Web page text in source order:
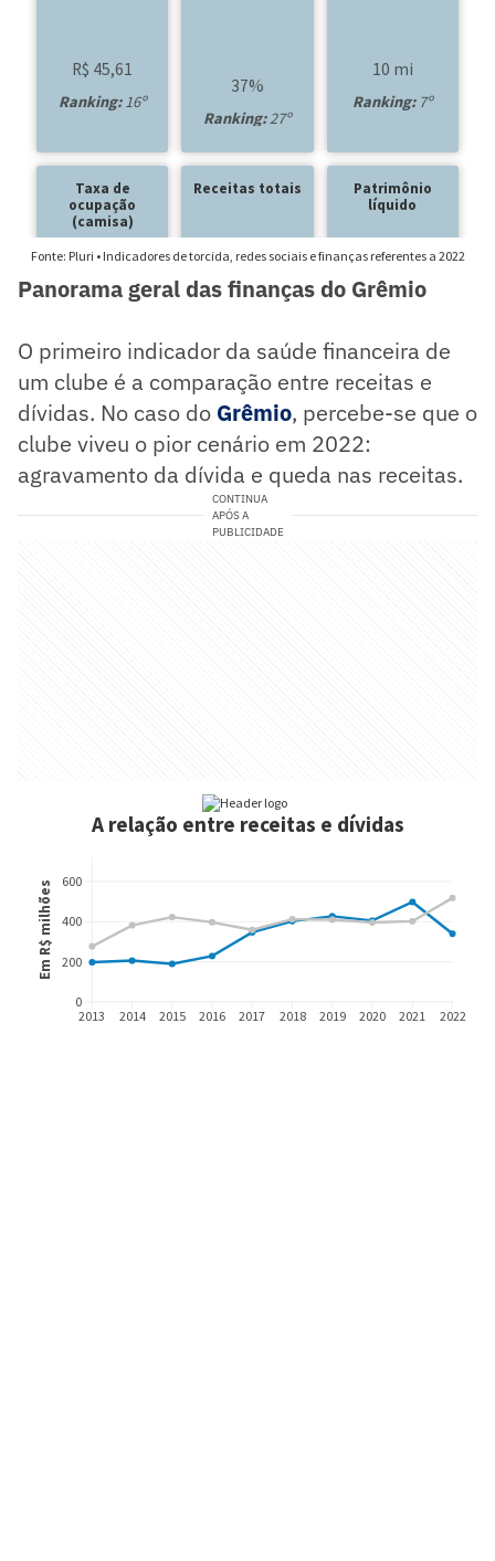
Panorama geral das finanças do Grêmio
O primeiro indicador da saúde financeira de
um clube é a comparação entre receitas e
dívidas. No caso do Grêmio, percebe-se que o
clube viveu o pior cenário em 2022:
agravamento da dívida e queda nas receitas.
CONTINUA
APÓS A
PUBLICIDADE